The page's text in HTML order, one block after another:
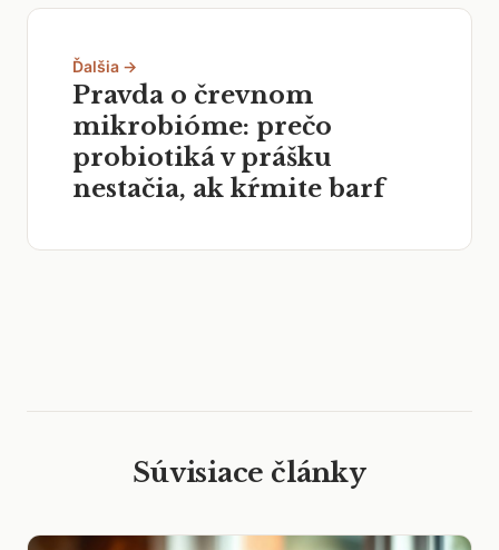
Ďalšia →
Pravda o črevnom
mikrobióme: prečo
probiotiká v prášku
nestačia, ak kŕmite barf
Súvisiace články